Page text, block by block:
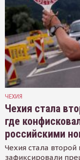
ЧЕХИЯ
Чехия стала
где
российскими
Чехия стала
зафиксировали